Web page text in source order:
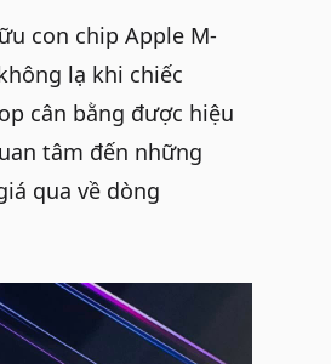
con chip Apple M-
lạ khi chiếc
cân bằng được hiệu
tâm đến những
qua về dòng